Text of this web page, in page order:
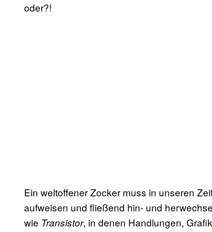
oder?!
Ein weltoffener Zocker muss in unseren
aufweisen und fließend hin- und
wie Transistor, in denen Handlungen,